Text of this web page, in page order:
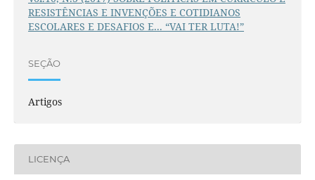
RESISTÊNCIAS E INVENÇÕES E COTIDIANOS
ESCOLARES E DESAFIOS E... “VAI TER LUTA!”
SEÇÃO
Artigos
LICENÇA